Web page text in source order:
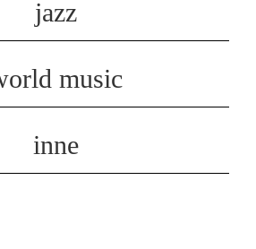
jazz
music
inne